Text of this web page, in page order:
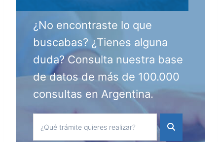
¿No encontraste lo que
buscabas? ¿Tienes alguna
duda? Consulta nuestra base
de datos de más de 100.000
consultas en Argentina.